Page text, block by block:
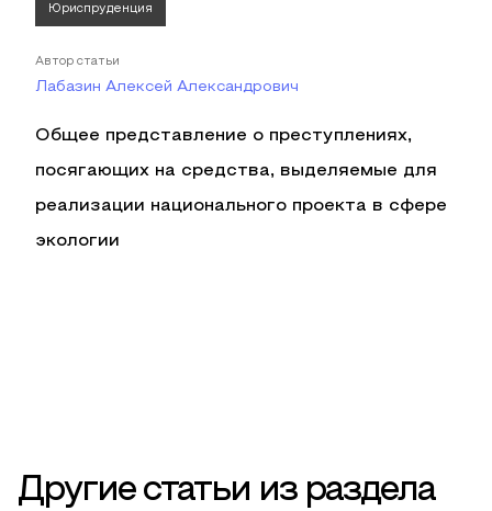
Юриспруденция
Автор статьи
Лабазин Алексей Александрович
Общее представление о преступлениях,
посягающих на средства, выделяемые для
реализации национального проекта в сфере
экологии
Другие статьи из раздела